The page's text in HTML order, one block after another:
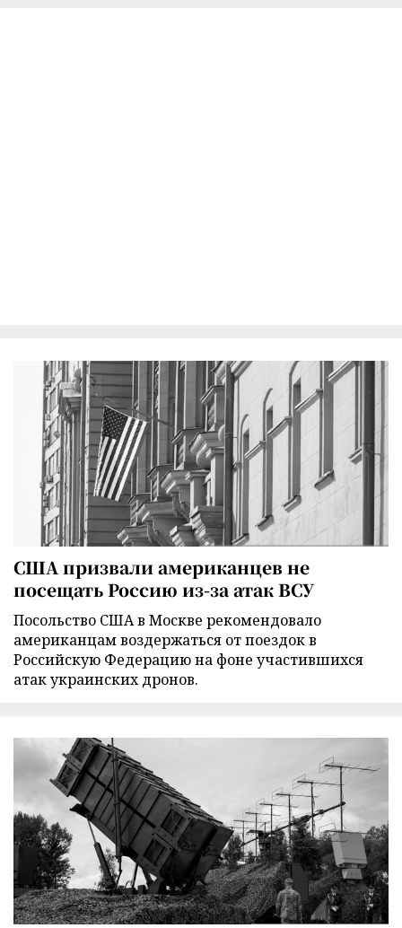
США призвали американцев не
посещать Россию из-за атак ВСУ
Посольство США в Москве рекомендовало
американцам воздержаться от поездок в
Российскую Федерацию на фоне участившихся
атак украинских дронов.